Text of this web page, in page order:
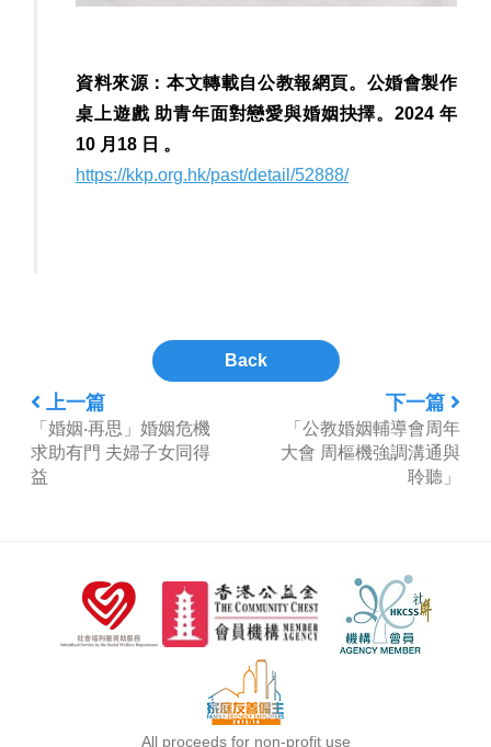
資料來源：本文轉載自公教報網頁。公婚會製作
桌上遊戲 助青年面對戀愛與婚姻抉擇。2024 年
10 月18 日 。
https://kkp.org.hk/past/detail/52888/
上一篇
「婚姻‧再思」婚姻危機
求助有門 夫婦子女同得
益
Back
下一篇
「公教婚姻輔導會周年
大會 周樞機強調溝通與
聆聽」
All proceeds for non-profit use